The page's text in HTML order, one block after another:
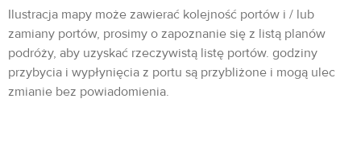
Ilustracja mapy może zawierać kolejność portów i / lub
zamiany portów, prosimy o zapoznanie się z listą planów
podróży, aby uzyskać rzeczywistą listę portów. godziny
przybycia i wypłynięcia z portu są przybliżone i mogą ulec
zmianie bez powiadomienia.